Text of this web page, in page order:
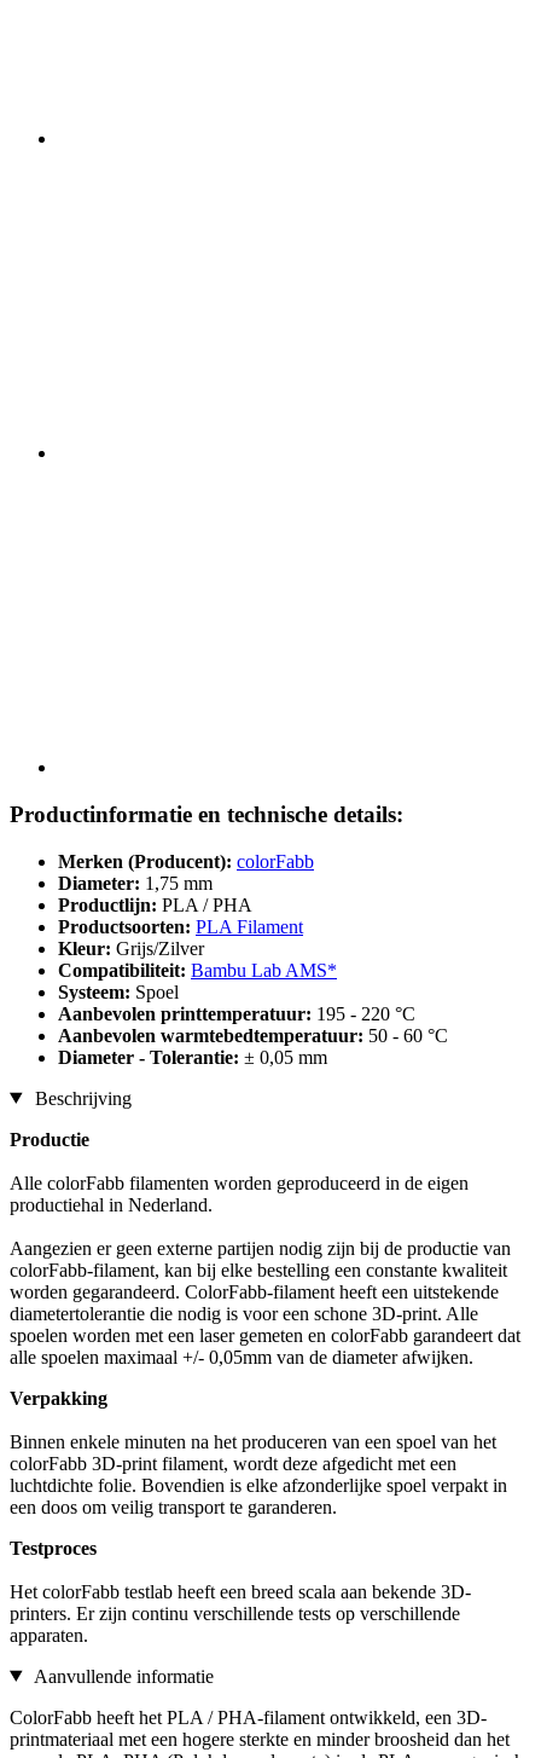
Productinformatie en technische details:
Merken (Producent): colorFabb
Diameter: 1,75 mm
Productlijn: PLA / PHA
Productsoorten: PLA Filament
Kleur: Grijs/Zilver
Compatibiliteit: Bambu Lab AMS*
Systeem: Spoel
Aanbevolen printtemperatuur: 195 - 220 °C
Aanbevolen warmtebedtemperatuur: 50 - 60 °C
Diameter - Tolerantie: ± 0,05 mm
Beschrijving
Productie
Alle colorFabb filamenten worden geproduceerd in de eigen
productiehal in Nederland.
Aangezien er geen externe partijen nodig zijn bij de productie van
colorFabb-filament, kan bij elke bestelling een constante kwaliteit
worden gegarandeerd. ColorFabb-filament heeft een uitstekende
diametertolerantie die nodig is voor een schone 3D-print. Alle
spoelen worden met een laser gemeten en colorFabb garandeert dat
alle spoelen maximaal +/- 0,05mm van de diameter afwijken.
Verpakking
Binnen enkele minuten na het produceren van een spoel van het
colorFabb 3D-print filament, wordt deze afgedicht met een
luchtdichte folie. Bovendien is elke afzonderlijke spoel verpakt in
een doos om veilig transport te garanderen.
Testproces
Het colorFabb testlab heeft een breed scala aan bekende 3D-
printers. Er zijn continu verschillende tests op verschillende
apparaten.
Aanvullende informatie
ColorFabb heeft het PLA / PHA-filament ontwikkeld, een 3D-
printmateriaal met een hogere sterkte en minder broosheid dan het